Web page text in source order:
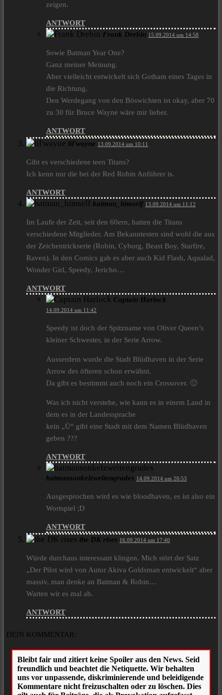
zeigen.
ANTWORT
Frank Drebin 15.09.2014 um 14:58
Sowie Batman Year One?
Ganz meiner Meinung.
Aber vielleicht entwickelt sich Gotham eines Tages in
die Richtung.
Den Werdegang von den Böswichten ist okay, aber 70
zu 30 für Bruce Wayne wäre mir lieber.
ANTWORT
lil'wayne 13.09.2014 um 10:11
Gibt es verschiedene teen Titans?
Ich kenn nur die bei der Red Robin Anführer is.
ANTWORT
batman_himself 13.09.2014 um 11:12
Im Laufe der Zeit, seit den 60ern, hatten die Titans
verschiedene Mitglieder. Am Bekanntesten sind wohl die aus
der Zeichentrickserie (Robin, Cyborg, Beast Boy, Starfire,
Raven). In den Comics gab es aber auch Kid Flash, Aqualad,
Wonder Girl, Speedy, Jericho…
ANTWORT
Captain Harlock
14.09.2014 um 11:42
Speedy ist doch der Spitzname von Oliver Queen’s
kleiner Schwester, in der Serie Arrow.
Ausserdem wurde die Stadt Blüdhaven in der Serie
Arrow des öfteren schon erwähnt.
Da gibt es bestimmt auch noch ein Crossover. 🙂
Was ich nicht verstehe, wie kann es in einem Land in
dem es in der Landessprache
kein „Ü“ gibt eine Stadt mit dem Namen Blüdhaven
geben ???
ANTWORT
batmansonkelzweitengrades 14.09.2014 um 20:53
Ausgesprochen wird es wie bloodhaven, es ist also ein
Wortspiel ;D
ANTWORT
the DK rises 16.09.2014 um 17:40
Würde durchaus interessant klingen. Mich stört der Satz
„Der Pilot wird von Autor Akiva Goldsman entwickelt“ aber
massiv, man denke an Batman & Robin…
Warten wir es mal ab.
ANTWORT
DEIN KOMMENTAR: